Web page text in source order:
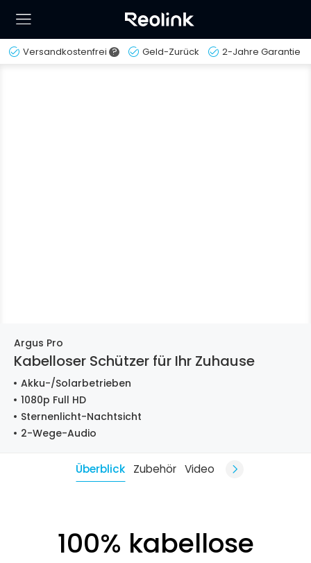
Versandkostenfrei ? Geld-Zurück 2-Jahre Garantie
Argus Pro
Kabelloser Schützer für Ihr Zuhause
Akku-/Solarbetrieben
1080p Full HD
Sternenlicht-Nachtsicht
2-Wege-Audio
Überblick Zubehör Video
100% kabellose